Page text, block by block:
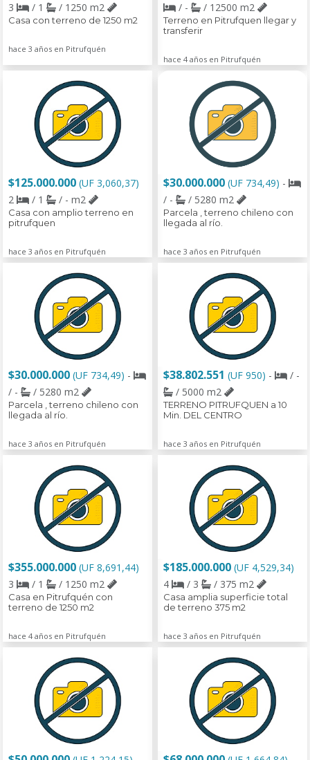
3
/ 1 / 1250 m2
Casa con terreno de 1250 m2
hace 3 años en Pitrufquén
/ -
/ 12500 m2
Terreno en Pitrufquen llegar y
transferir
hace 4 años en Pitrufquén
$125.000.000 (UF 3,060,37)
2
/ 1 / - m2
Casa con amplio terreno en
pitrufquen
hace 3 años en Pitrufquén
$30.000.000 (UF 734,49) -
/ -
/ 5280 m2
Parcela , terreno chileno con
llegada al río.
hace 3 años en Pitrufquén
$30.000.000 (UF 734,49) -
/ -
/ 5280 m2
Parcela , terreno chileno con
llegada al río.
hace 3 años en Pitrufquén
$38.802.551 (UF 950) -
/ -
/ 5000 m2
TERRENO PITRUFQUEN a 10
Min. DEL CENTRO
hace 3 años en Pitrufquén
$355.000.000 (UF 8,691,44)
3
/ 1 / 1250 m2
Casa en Pitrufquén con
terreno de 1250 m2
hace 4 años en Pitrufquén
$185.000.000 (UF 4,529,34)
4
/ 3 / 375 m2
Casa amplia superficie total
de terreno 375 m2
hace 3 años en Pitrufquén